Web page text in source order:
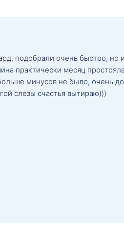
подобрали очень быстро, но
практически месяц
минусов не было, очень
слезы счастья вытираю)))